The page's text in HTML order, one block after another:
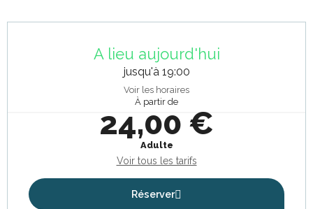
A lieu aujourd'hui
jusqu'à 19:00
Voir les horaires
À partir de
24,00 €
Adulte
Voir tous les tarifs
Réserver